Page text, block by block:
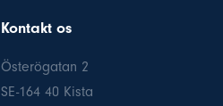
Kontakt os
Österögatan 2
SE-164 40 Kista